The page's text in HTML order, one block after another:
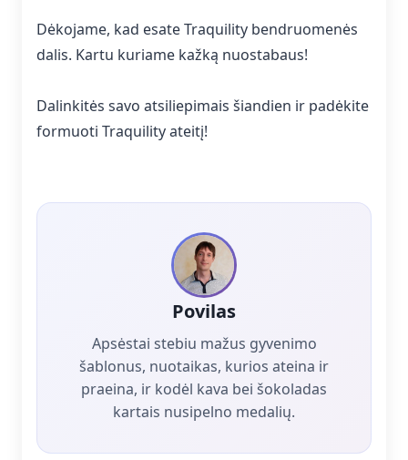
Dėkojame, kad esate Traquility bendruomenės
dalis. Kartu kuriame kažką nuostabaus!
Dalinkitės savo atsiliepimais šiandien ir padėkite
formuoti Traquility ateitį!
Povilas
Apsėstai stebiu mažus gyvenimo
šablonus, nuotaikas, kurios ateina ir
praeina, ir kodėl kava bei šokoladas
kartais nusipelno medalių.